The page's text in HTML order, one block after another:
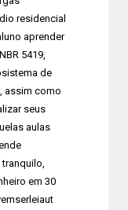
residencial
aprender
5419,
de
assim como
seus
aulas
tranquilo,
em 30